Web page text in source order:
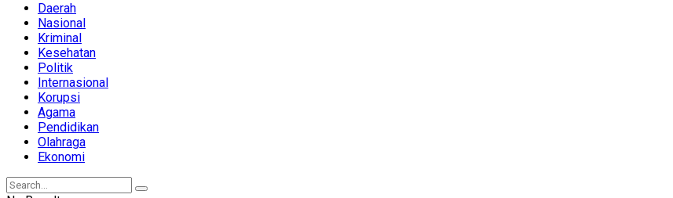
Daerah
Nasional
Kriminal
Kesehatan
Politik
Internasional
Korupsi
Agama
Pendidikan
Olahraga
Ekonomi